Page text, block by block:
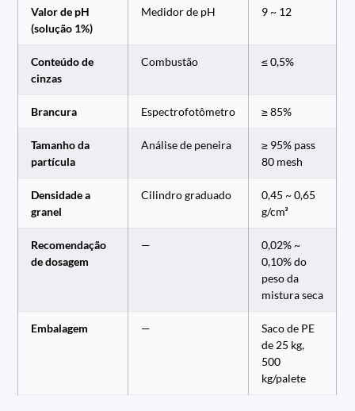
Valor de pH
(solução 1%)
Medidor de pH 9 ~ 12
Conteúdo de
cinzas
Combustão ≤ 0,5%
Brancura Espectrofotômetro ≥ 85%
Tamanho da
partícula
Análise de peneira
≥ 95% pass
80 mesh
Densidade a
granel
Cilindro graduado
0,45 ~ 0,65
g/cm³
Recomendação
de dosagem
—
0,02% ~
0,10% do
peso da
mistura seca
Embalagem —
Saco de PE
de 25 kg,
500
kg/palete